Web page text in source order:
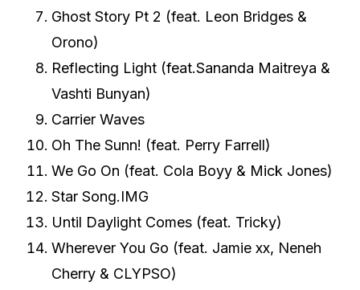
Ghost Story Pt 2 (feat. Leon Bridges &
Orono)
Reflecting Light (feat.Sananda Maitreya &
Vashti Bunyan)
Carrier Waves
Oh The Sunn! (feat. Perry Farrell)
We Go On (feat. Cola Boyy & Mick Jones)
Star Song.IMG
Until Daylight Comes (feat. Tricky)
Wherever You Go (feat. Jamie xx, Neneh
Cherry & CLYPSO)